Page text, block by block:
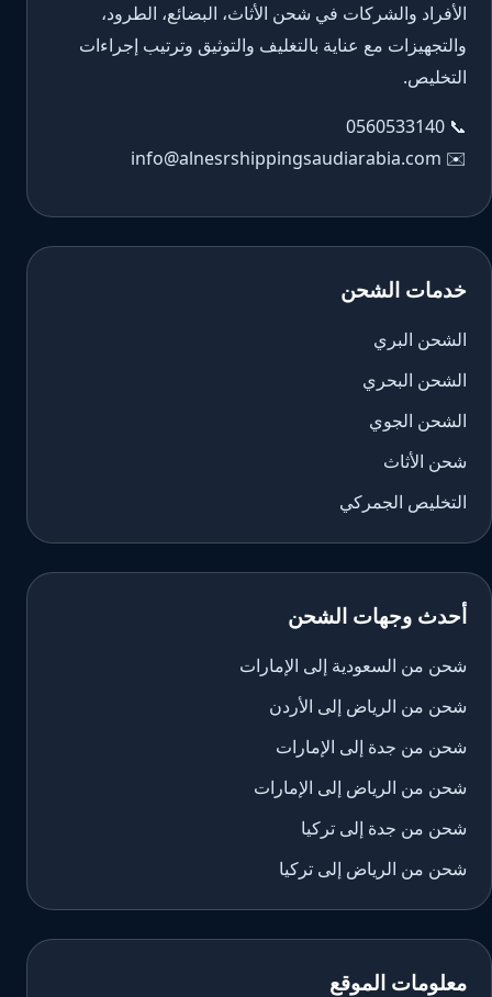
الأفراد والشركات في شحن الأثاث، البضائع، الطرود،
والتجهيزات مع عناية بالتغليف والتوثيق وترتيب إجراءات
التخليص.
📞
0560533140
✉️
info@alnesrshippingsaudiarabia.com
خدمات الشحن
الشحن البري
الشحن البحري
الشحن الجوي
شحن الأثاث
التخليص الجمركي
أحدث وجهات الشحن
شحن من السعودية إلى الإمارات
شحن من الرياض إلى الأردن
شحن من جدة إلى الإمارات
شحن من الرياض إلى الإمارات
شحن من جدة إلى تركيا
شحن من الرياض إلى تركيا
معلومات الموقع